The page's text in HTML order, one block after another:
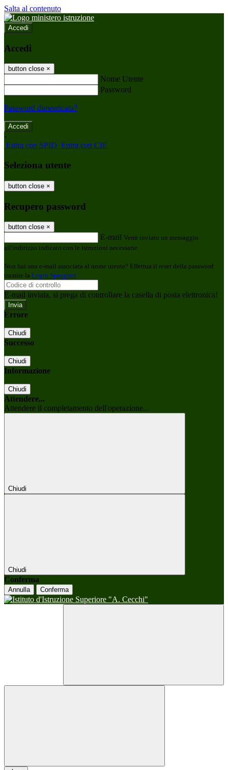
Salta al contenuto
Accedi
Accedi
button close ×
Nome Utente
Password
Password dimenticata?
-
Entra con SPID Entra con CIE
Seleziona utente
button close ×
Recupero password
button close ×
E-mail Verrà inviato un messaggio
all'indirizzo indicato con le istruzioni necessarie.
Non hai una e-mail associata al nome utente? Effettua il reset della password
tramite la Login Spaggiari
E-mail inviata, si prega di controllare la casella di posta elettronica!
Errore
Chiudi
Successo
Chiudi
Informazione
Chiudi
Attendere...
Attendere il completamento dell'operazione...
Chiudi
Chiudi
Conferma
Annulla Conferma